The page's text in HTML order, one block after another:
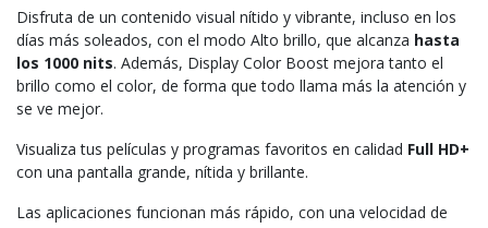
Disfruta de un contenido visual nítido y vibrante, incluso en los
días más soleados, con el modo Alto brillo, que alcanza hasta
los 1000 nits. Además, Display Color Boost mejora tanto el
brillo como el color, de forma que todo llama más la atención y
se ve mejor.
Visualiza tus películas y programas favoritos en calidad Full HD+
con una pantalla grande, nítida y brillante.
Las aplicaciones funcionan más rápido, con una velocidad de